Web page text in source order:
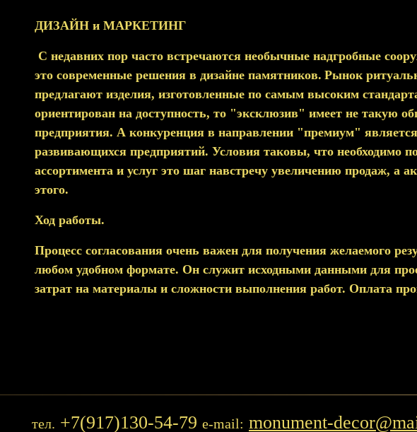
ДИЗАЙН и МАРКЕТИНГ
С недавних пор часто встречаются необычные надгробные
это современные решения в дизайне памятников. Рынок
предлагают изделия, изготовленные по самым высоким
ориентирован на доступность, то "эксклюзив" имеет не такую
предприятия. А конкуренция в направлении "премиум"
развивающихся предприятий. Условия таковы, что необходимо
ассортимента и услуг это шаг навстречу увеличению продаж, а
этого.
Ход работы.
Процесс согласования очень важен для получения желаемого
любом удобном формате. Он служит исходными данными для
затрат на материалы и сложности выполнения работ. Оплата
тел. +7(917)130-54-79 e-mail: monument-